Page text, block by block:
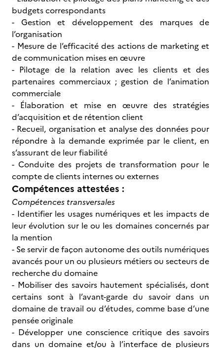
budgets correspondants
- Gestion et développement des marques de
l’organisation
- Mesure de l’efficacité des actions de marketing et
de communication mises en œuvre
- Pilotage de la relation avec les clients et des
partenaires commerciaux ; gestion de l’animation
commerciale
- Élaboration et mise en œuvre des stratégies
d’acquisition et de rétention client
- Recueil, organisation et analyse des données pour
répondre à la demande exprimée par le client, en
s’assurant de leur fiabilité
- Conduite des projets de transformation pour le
compte de clients internes ou externes
Compétences attestées :
Compétences transversales
- Identifier les usages numériques et les impacts de
leur évolution sur le ou les domaines concernés par
la mention
- Se servir de façon autonome des outils numériques
avancés pour un ou plusieurs métiers ou secteurs de
recherche du domaine
- Mobiliser des savoirs hautement spécialisés, dont
certains sont à l’avant-garde du savoir dans un
domaine de travail ou d’études, comme base d’une
pensée originale
- Développer une conscience critique des savoirs
dans un domaine et/ou à l’interface de plusieurs